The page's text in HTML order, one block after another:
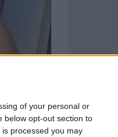
of your personal or
below opt-out section to
processed you may
Commenti: 8